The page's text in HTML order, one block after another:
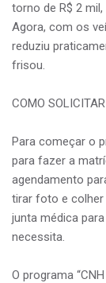
torno de R$ 2
Agora, com os
reduziu
frisou.
COMO SOLICITAR
Para começar o
para fazer a
agendamento
tirar foto e colher
junta médica
necessita.
O programa